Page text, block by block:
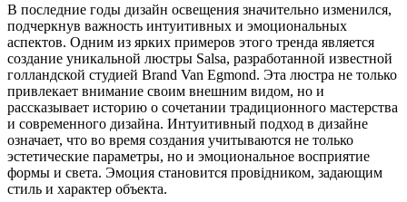
В последние годы дизайн освещения значительно изменился,
подчеркнув важность интуитивных и эмоциональных
аспектов. Одним из ярких примеров этого тренда является
создание уникальной люстры Salsa, разработанной известной
голландской студией Brand Van Egmond. Эта люстра не только
привлекает внимание своим внешним видом, но и
рассказывает историю о сочетании традиционного мастерства
и современного дизайна. Интуитивный подход в дизайне
означает, что во время создания учитываются не только
эстетические параметры, но и эмоциональное восприятие
формы и света. Эмоция становится провідником, задающим
стиль и характер объекта.